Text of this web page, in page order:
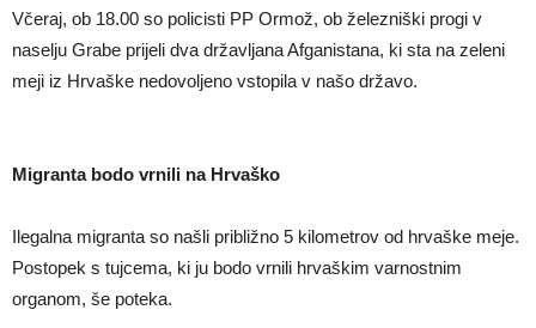
Včeraj, ob 18.00 so policisti PP Ormož, ob železniški progi v
naselju Grabe prijeli dva državljana Afganistana, ki sta na zeleni
meji iz Hrvaške nedovoljeno vstopila v našo državo.
Migranta bodo vrnili na Hrvaško
Ilegalna migranta so našli približno 5 kilometrov od hrvaške meje.
Postopek s tujcema, ki ju bodo vrnili hrvaškim varnostnim
organom, še poteka.